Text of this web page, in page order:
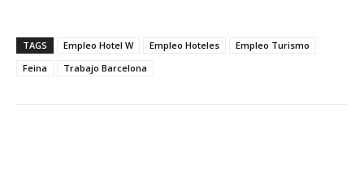
TAGS Empleo Hotel W Empleo Hoteles
Empleo Turismo
Feina
Trabajo Barcelona